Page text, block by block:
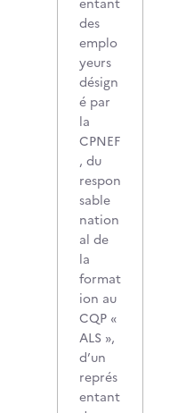
entant
des
emplo
yeurs
désign
é par
la
CPNEF
, du
respon
sable
nation
al de
la
format
ion au
CQP «
ALS »,
d’un
représ
entant